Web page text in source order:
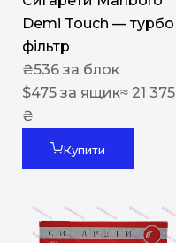
Demi Touch — турбо
фільтр
₴536 за блок
$475 за ящик≈ 21 375
₴
Купити